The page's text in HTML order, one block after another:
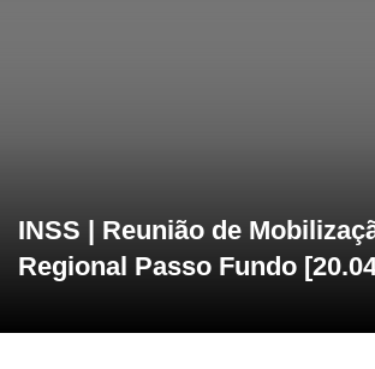
INSS | Reunião de
Regional Passo Fundo